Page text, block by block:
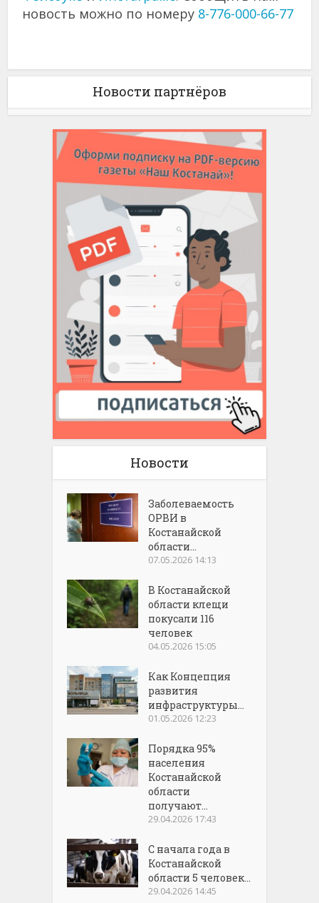
новость можно по номеру 8-776-000-66-77
Новости партнёров
Новости
Заболеваемость
ОРВИ в
Костанайской
области...
07.05.2026 14:13
В Костанайской
области клещи
покусали 116
человек
04.05.2026 15:05
Как Концепция
развития
инфраструктуры...
01.05.2026 12:23
Порядка 95%
населения
Костанайской
области
получают...
29.04.2026 17:43
С начала года в
Костанайской
области 5 человек...
29.04.2026 14:45